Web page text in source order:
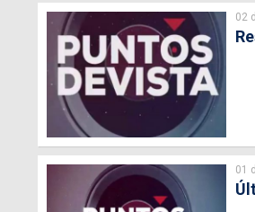
Universidad de
02
01